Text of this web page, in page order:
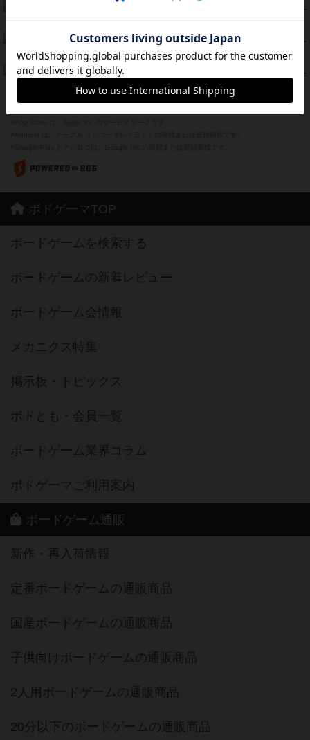
PT
紹介文なし 1件の投稿
PT
ザ・フラッフィー・ライト
39 PT
ふたつの城の物語
ボドゲーマTOP
ボードゲームを検索する
ボードゲームの新着レビュー
ボードゲーム会情報
メカニクス特集
掲示板・トピックス
ボドとも・会員一覧
ボードゲーム業界コラム
ボドゲーマご利用案内
ボードゲーム通販
新作・再入荷情報
定番ボードゲームの通販商品
国産ボードゲームの通販商品
子供向けボードゲームの通販商品
2人用ボードゲームの通販商品
20分以下のボードゲームの通販商品